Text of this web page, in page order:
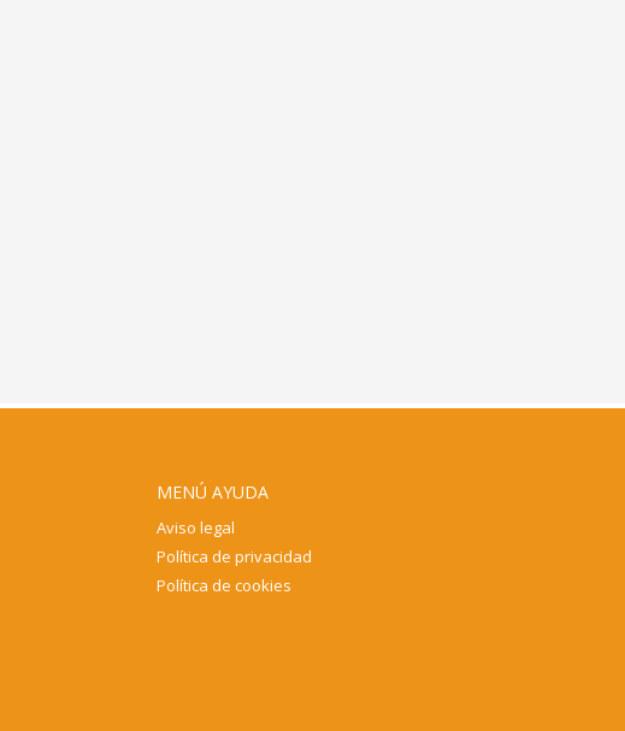
MENÚ AYUDA
Aviso legal
Política de privacidad
Política de cookies